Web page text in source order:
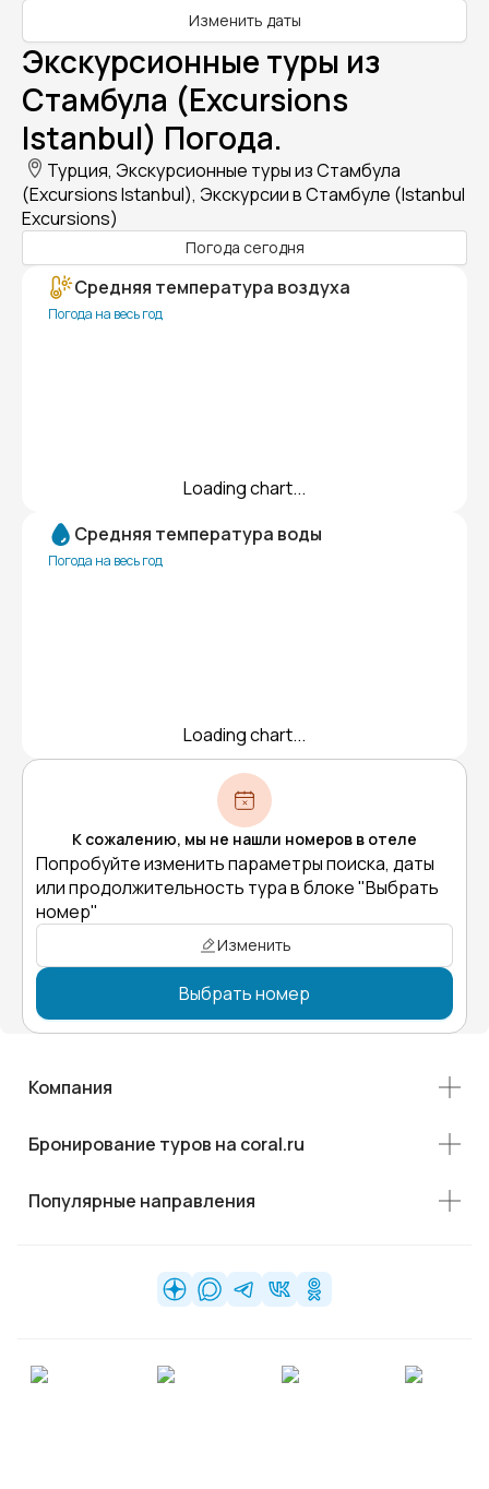
Изменить даты
Экскурсионные туры из
Стамбула (Excursions
Istanbul) Погода.
Турция, Экскурсионные туры из Стамбула
(Excursions Istanbul), Экскурсии в Стамбуле (Istanbul
Excursions)
Погода сегодня
Средняя температура воздуха
Погода на весь год
Loading chart...
Средняя температура воды
Погода на весь год
Loading chart...
К сожалению, мы не нашли номеров в отеле
Попробуйте изменить параметры поиска, даты
или продолжительность тура в блоке "Выбрать
номер"
Изменить
Выбрать номер
Компания
Бронирование туров на coral.ru
Популярные направления